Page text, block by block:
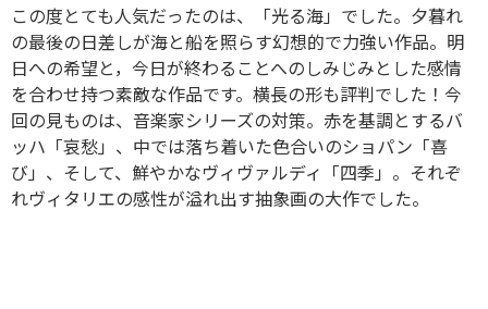
この度とても人気だったのは、「光る海」でした。夕暮れ
の最後の日差しが海と船を照らす幻想的で力強い作品。明
日への希望と，今日が終わることへのしみじみとした感情
を合わせ持つ素敵な作品です。横長の形も評判でした！今
回の見ものは、音楽家シリーズの対策。赤を基調とするバ
ッハ「哀愁」、中では落ち着いた色合いのショパン「喜
び」、そして、鮮やかなヴィヴァルディ「四季」。それぞ
れヴィタリエの感性が溢れ出す抽象画の大作でした。